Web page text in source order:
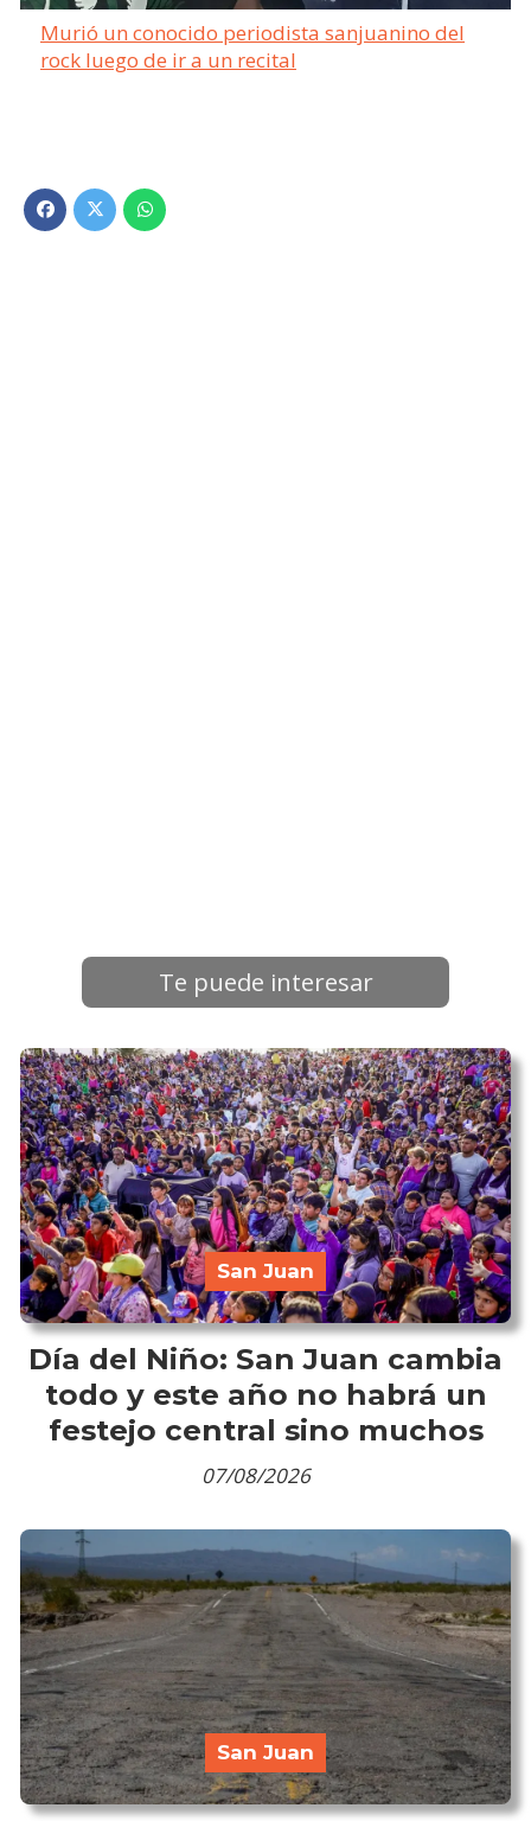
Murió un conocido periodista sanjuanino del
rock luego de ir a un recital
Te puede interesar
Día del Niño: San Juan cambia
todo y este año no habrá un
festejo central sino muchos
San Juan
07/08/2026
San Juan